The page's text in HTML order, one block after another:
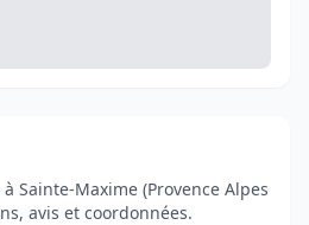
Sainte-Maxime (Provence Alpes
avis et coordonnées.